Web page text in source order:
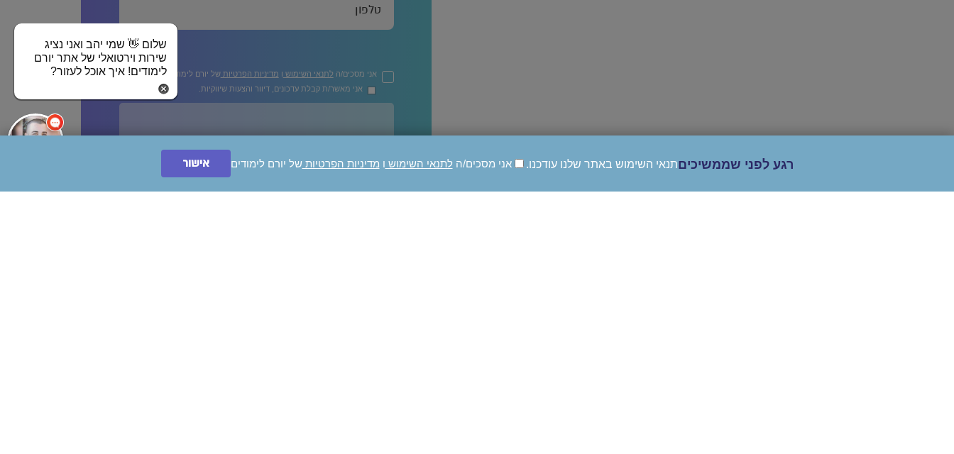
אני מסכים/ה לתנאי השימוש ו מדיניות הפרטיותשל יורם לימודים
אני מאשר/ת קבלת עדכונים, דיוור והצעות שיווקיות.
ייעצו לי בחינם! רגע לפני שממשיכיםתנאי השימוש באתר שלנו עודכנו. אני מסכים/הלתנאי השימוש ו מדיניות הפרטיותשל יורם לימודים אישור
שלום 👋 שמי יהב ואני נציג
שירות וירטואלי של אתר יורם
לימודים! איך אוכל לעזור?